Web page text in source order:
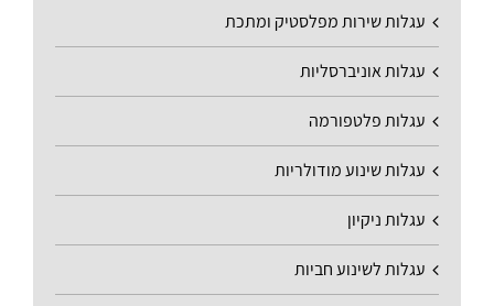
עגלות שירות מפלסטיק ומתכת
עגלות אוניברסליות
עגלות פלטפורמה
עגלות שינוע מודולריות
עגלות ניקיון
עגלות לשינוע חביות